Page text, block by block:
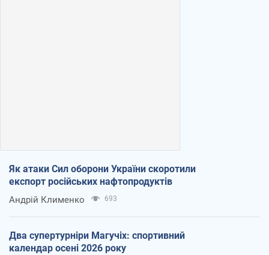
Як атаки Сил оборони України скоротили
експорт російських нафтопродуктів
Андрій Клименко 693
Два супертурніри Магучіх: спортивний
календар осені 2026 року